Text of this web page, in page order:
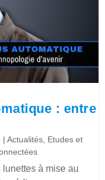
: entre
|Actualités, Etudes et
à mise au